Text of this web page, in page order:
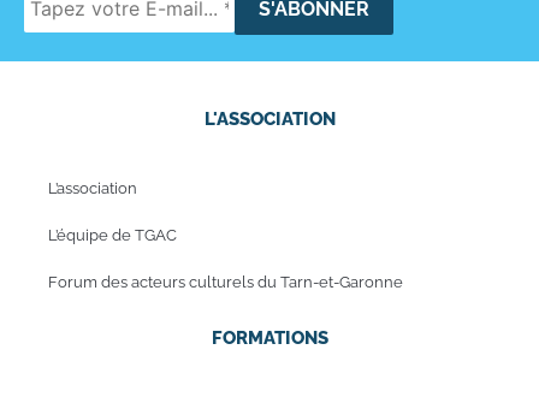
L'ASSOCIATION
L’association
L’équipe de TGAC
Forum des acteurs culturels du Tarn-et-Garonne
FORMATIONS